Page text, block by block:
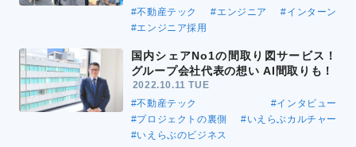
#不動産テック
#エンジニア
#インターン
#エンジニア採用
国内シェアNo1の間取り図サービス！
グループ会社代表の想い AI間取りも！
2022.10.11 TUE
#不動産テック
#インタビュー
#プロジェクトの裏側
#いえらぶカルチャー
#いえらぶのビジネス